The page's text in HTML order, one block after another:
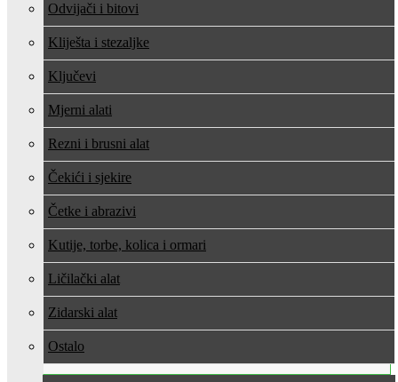
Odvijači i bitovi
Kliješta i stezaljke
Ključevi
Mjerni alati
Rezni i brusni alat
Čekići i sjekire
Četke i abrazivi
Kutije, torbe, kolica i ormari
Ličilački alat
Zidarski alat
Ostalo